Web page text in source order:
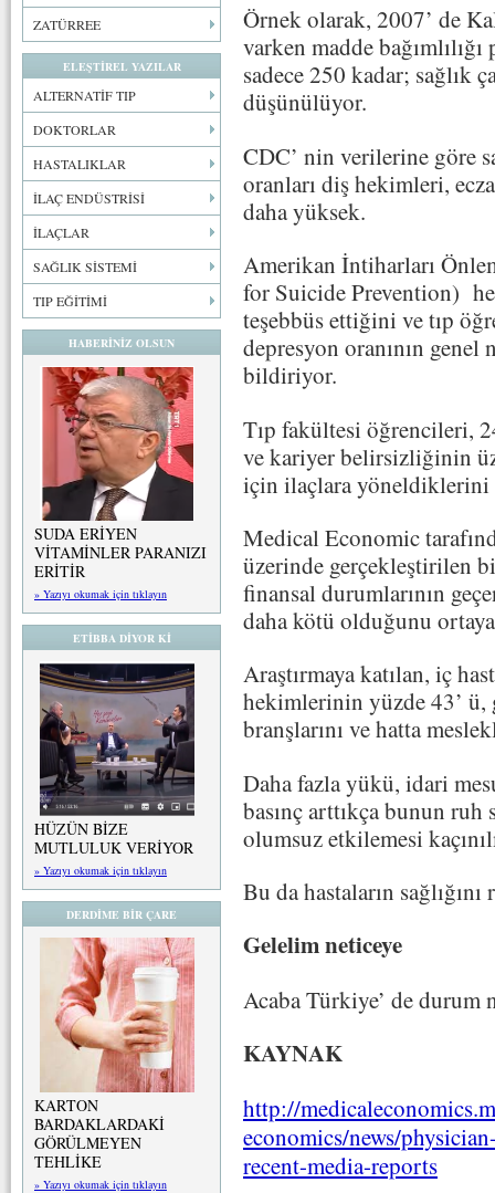
ZATÜRREE
ELEŞTİREL YAZILAR
ALTERNATİF TIP
DOKTORLAR
HASTALIKLAR
İLAÇ ENDÜSTRİSİ
İLAÇLAR
SAĞLIK SİSTEMİ
TIP EĞİTİMİ
HABERİNİZ OLSUN
SUDA ERİYEN
VİTAMİNLER PARANIZI
ERİTİR
» Yazıyı okumak için tıklayın
ETİBBA DİYOR Kİ
HÜZÜN BİZE
MUTLULUK VERİYOR
» Yazıyı okumak için tıklayın
DERDİME BİR ÇARE
KARTON
BARDAKLARDAKİ
GÖRÜLMEYEN
TEHLİKE
» Yazıyı okumak için tıklayın
Örnek olarak, 2007’ de
varken madde bağımlılığı
sadece 250 kadar; sağlık
düşünülüyor.
CDC’ nin verilerine göre
oranları diş hekimleri,
daha yüksek.
Amerikan İntiharları
for Suicide Prevention)
teşebbüs ettiğini ve tıp
depresyon oranının
bildiriyor.
Tıp fakültesi öğrencileri,
ve kariyer belirsizliğinin
için ilaçlara yöneldiklerini
Medical Economic
üzerinde gerçekleştirilen
finansal durumlarının
daha kötü olduğunu
Araştırmaya katılan, iç
hekimlerinin yüzde 43’ ü,
branşlarını ve hatta
Daha fazla yükü, idari
basınç arttıkça bunun ruh
olumsuz etkilemesi
Bu da hastaların sağlığını
Gelelim neticeye
Acaba Türkiye’ de durum
KAYNAK
http://
economics/news/
recent-media-reports